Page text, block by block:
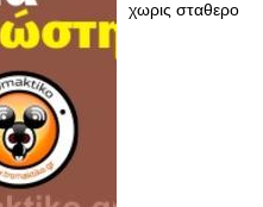
χωρις σταθερο